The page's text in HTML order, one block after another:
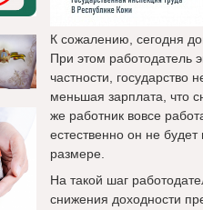
К сожалению, сегодня
При этом работодатель
частности, государство
меньшая зарплата, что
же работник вовсе
естественно он не
размере.
На такой шаг
снижения доходности